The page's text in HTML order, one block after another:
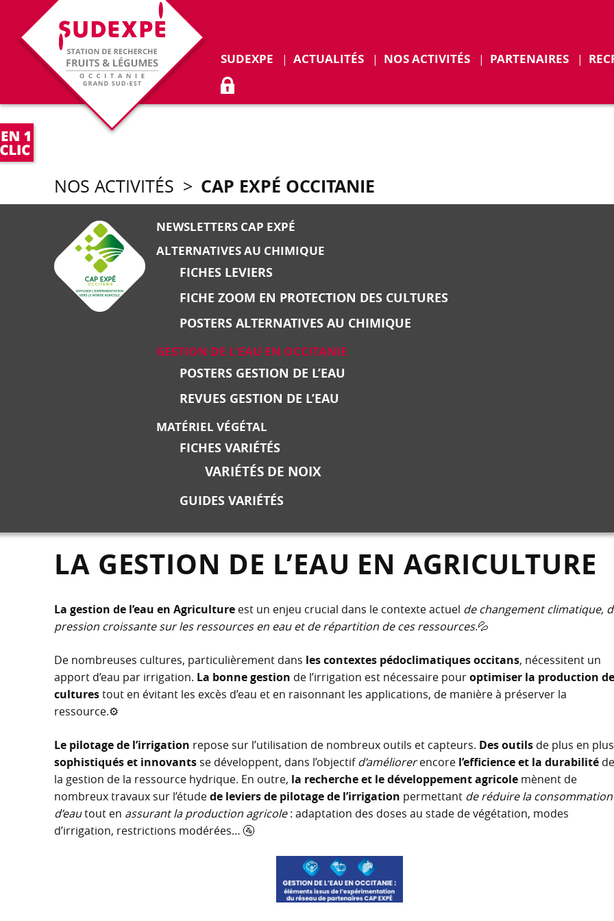
SUDEXPE Déplier
ACTUALITÉS NOS ACTIVITÉS Déplier
PARTENAIRES
ACCÈS ADHÉRENTS
NOS ACTIVITÉS > CAP EXPÉ OCCITANIE
NEWSLETTERS CAP EXPÉ
ALTERNATIVES AU CHIMIQUE
FICHES LEVIERS
FICHE ZOOM EN PROTECTION DES CULTURES
POSTERS ALTERNATIVES AU CHIMIQUE
GESTION DE L’EAU EN OCCITANIE
POSTERS GESTION DE L’EAU
REVUES GESTION DE L’EAU
MATÉRIEL VÉGÉTAL
FICHES VARIÉTÉS
VARIÉTÉS DE NOIX
GUIDES VARIÉTÉS
LA GESTION DE L’EAU EN AGRICULTURE
La gestion de l’eau en Agriculture est un enjeu crucial dans le contexte actuel de changement climatique,
pression croissante sur les ressources en eau et de répartition de ces ressources.💦
De nombreuses cultures, particulièrement dans les contextes pédoclimatiques occitans, nécessitent un
apport d’eau par irrigation. La bonne gestion de l’irrigation est nécessaire pouroptimiser la production
culturestout en évitant les excès d’eau et en raisonnant les applications, de manière à préserver la
ressource.⚙️
Le pilotage de l’irrigation repose sur l’utilisation de nombreux outils et capteurs. Des outils de plus en plus
sophistiqués et innovants se développent, dans l’objectifd’améliorerencore l’efficience et la durabilité
la gestion de la ressource hydrique. En outre, la recherche et le développement agricole mènent de
nombreux travaux sur l’étudede leviers de pilotage de l’irrigation permettant de réduire la consommation
d’eautout en assurant la production agricole: adaptation des doses au stade de végétation, modes
d’irrigation, restrictions modérées… 🚰